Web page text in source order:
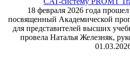
18 февраля 2026 года
посвященный Академической
для представителей высших
провела Наталья Железняк,